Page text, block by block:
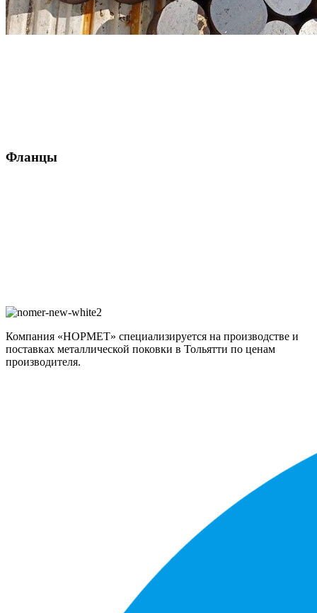
Фланцы
Компания «НОРМЕТ» специализируется на производстве и
поставках металлической поковки в Тольятти по ценам
производителя.